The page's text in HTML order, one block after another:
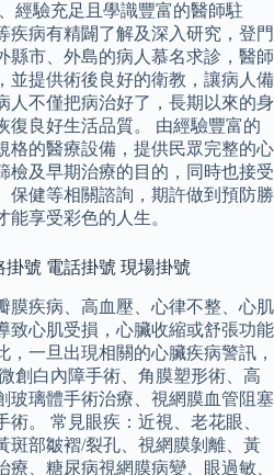
經驗充足且學識豐富的醫師駐
疾病有精闢了解及深入研究，登門
縣市、外島的病人慕名求診，醫師
並提供術後良好的衛教，讓病人備
人不僅把病治好了，長期以來的身
復良好生活品質。 由經驗豐富的
格的醫療設備，提供民眾完整的心
檢及早期治療的目的，同時也接受
保健等相關諮詢，期許做到預防勝
享受彩色的人生。
號 電話掛號 現場掛號
膜疾病、高血壓、心律不整、心肌
致心肌受損，心臟收縮或舒張功能
一旦出現相關的心臟疾病警訊，
創白內障手術、角膜塑形術、高
玻璃體手術治療、視網膜血管阻塞
。 常見眼疾：近視、老花眼、
斑部皺褶/裂孔、視網膜剝離、黃
、糖尿病視網膜病變、眼過敏、